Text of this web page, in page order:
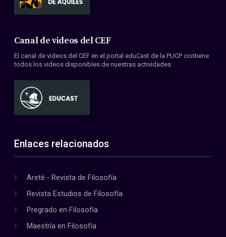
Canal de videos del CEF
El canal de videos del CEF en el portal eduCast de la PUCP contiene
todos los videos disponibles de nuestras actividades.
Enlaces relacionados
Areté - Revista de Filosofía
Revista Estudios de Filosofía
Pregrado en Filosofía
Maestría en Filosofía